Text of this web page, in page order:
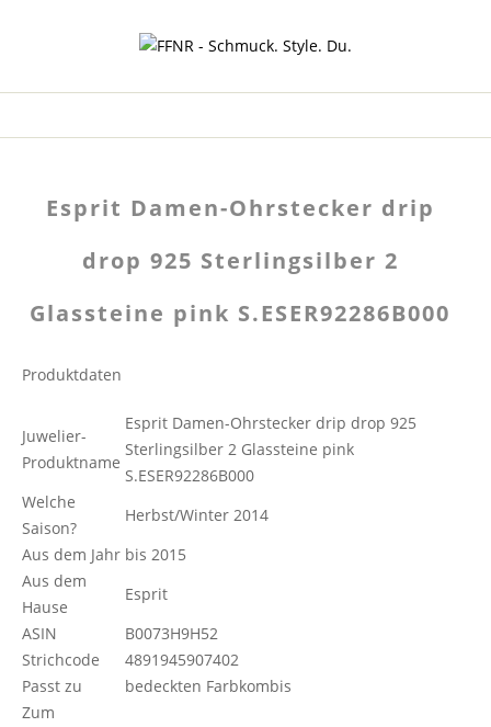
Esprit Damen-Ohrstecker drip
drop 925 Sterlingsilber 2
Glassteine pink S.ESER92286B000
Produktdaten
Juwelier-
Produktname
Esprit Damen-Ohrstecker drip drop 925
Sterlingsilber 2 Glassteine pink
S.ESER92286B000
Welche
Saison?
Herbst/Winter 2014
Aus dem Jahr bis 2015
Aus dem
Hause
Esprit
ASIN
B0073H9H52
Strichcode
4891945907402
Passt zu
bedeckten Farbkombis
Zum